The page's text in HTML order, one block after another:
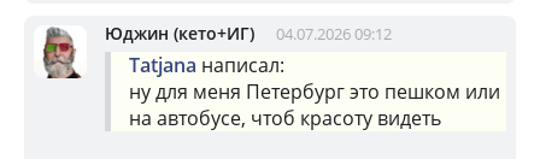
Юджин (кето+ИГ) 04.07.2026 09:12
Tatjana написал:
ну для меня Петербург это пешком или
на автобусе, чтоб красоту видеть